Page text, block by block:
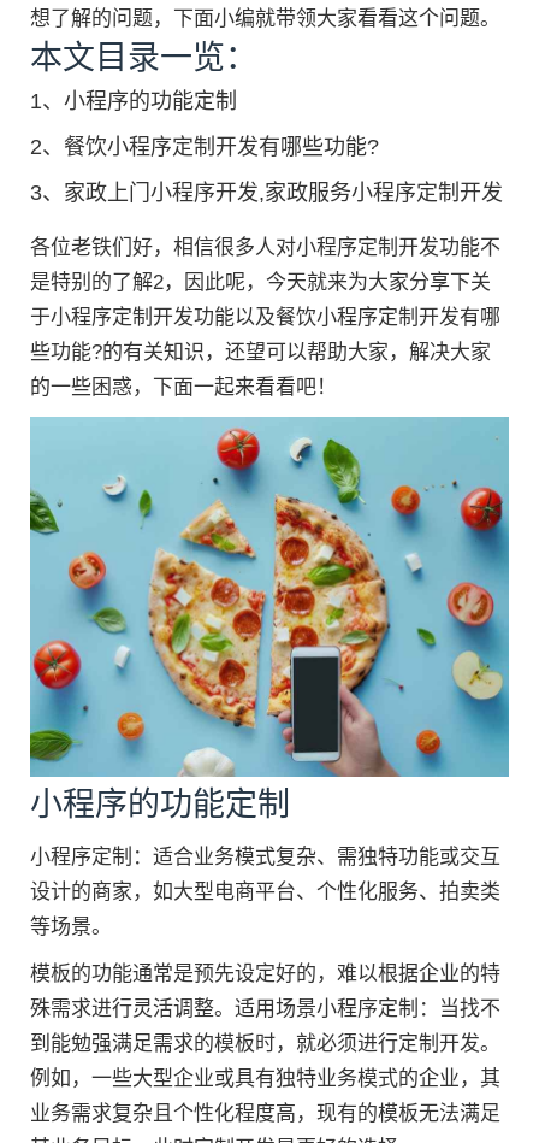
想了解的问题，下面小编就带领大家看看这个问题。
本文目录一览：
1、 小程序的功能定制
2、 餐饮小程序定制开发有哪些功能?
3、 家政上门小程序开发,家政服务小程序定制开发
各位老铁们好，相信很多人对小程序定制开发功能不
是特别的了解2，因此呢，今天就来为大家分享下关
于小程序定制开发功能以及餐饮小程序定制开发有哪
些功能?的有关知识，还望可以帮助大家，解决大家
的一些困惑，下面一起来看看吧！
小程序的功能定制
小程序定制：适合业务模式复杂、需独特功能或交互
设计的商家，如大型电商平台、个性化服务、拍卖类
等场景。
模板的功能通常是预先设定好的，难以根据企业的特
殊需求进行灵活调整。适用场景小程序定制：当找不
到能勉强满足需求的模板时，就必须进行定制开发。
例如，一些大型企业或具有独特业务模式的企业，其
业务需求复杂且个性化程度高，现有的模板无法满足